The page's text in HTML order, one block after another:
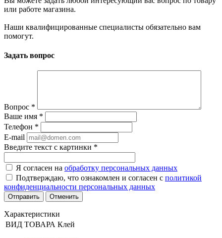
или работе магазина.
Наши квалифицированные специалисты обязательно вам
помогут.
Задать вопрос
Вопрос *
Ваше имя *
Телефон *
E-mail
Введите текст с картинки *
Я согласен на обработку персональных данных
Подтверждаю, что ознакомлен и согласен с политикой
конфиденциальности персональных данных
Отменить
Характеристики
ВИД ТОВАРА Клей